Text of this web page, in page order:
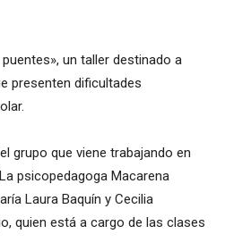
un taller destinado a
presenten dificultades
grupo que viene trabajando en
psicopedagoga Macarena
Laura Baquín y Cecilia
quien está a cargo de las clases